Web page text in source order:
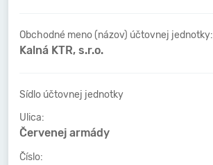
Obchodné meno (názov) účtovnej jednotky:
Kalná KTR, s.r.o.
Sídlo účtovnej jednotky
Ulica:
Červenej armády
Číslo: